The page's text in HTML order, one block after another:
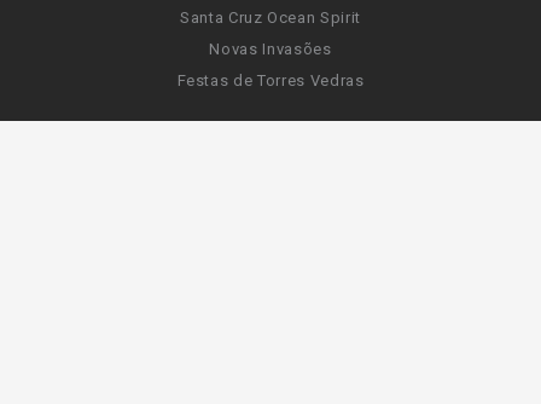
Santa Cruz Ocean Spirit
Novas Invasões
Festas de Torres Vedras